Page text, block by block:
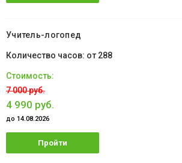
Учитель-логопед
от 288
7 000 руб.
4 990 руб.
до 14.08.2026
Пройти